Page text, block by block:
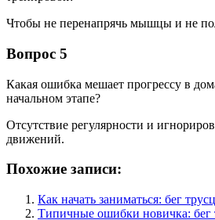
Чтобы не перенапрячь мышцы и не
Вопрос 5
Какая ошибка мешает прогрессу в
начальном этапе?
Отсутствие регулярности и
движений.
Похожие записи:
Как начать заниматься: бег
Типичные ошибки новичка: бег